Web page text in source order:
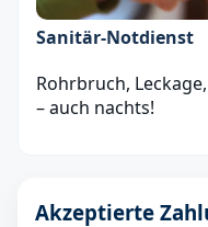
Sanitär‑Notdienst
Rohrbruch,
– auch nachts!
Akzeptierte